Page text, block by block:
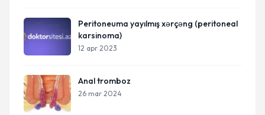
Peritoneuma yayılmış xərçəng (peritoneal
karsinoma)
12 apr 2023
Anal tromboz
26 mar 2024